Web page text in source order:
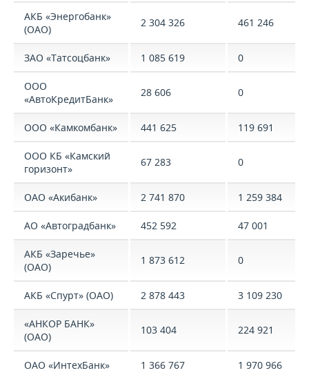
АКБ «Энергобанк»
(ОАО)
2 304 326 461 246
ЗАО «Татсоцбанк» 1 085 619 0
ООО
«АвтоКредитБанк»
28 606 0
ООО «Камкомбанк» 441 625 119 691
ООО КБ «Камский
горизонт»
67 283 0
ОАО «Акибанк» 2 741 870 1 259 384
АО «Автоградбанк» 452 592 47 001
АКБ «Заречье»
(ОАО)
1 873 612 0
АКБ «Спурт» (ОАО) 2 878 443 3 109 230
«АНКОР БАНК»
(ОАО)
103 404 224 921
ОАО «ИнтехБанк» 1 366 767 1 970 966